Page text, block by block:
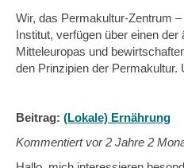
Wir, das Permakultur-Zentrum
Institut, verfügen über einen
Mitteleuropas und
den Prinzipien der Permakultur.
Beitrag: (Lokale) Ernährung
Kommentiert vor2 Jahre 2